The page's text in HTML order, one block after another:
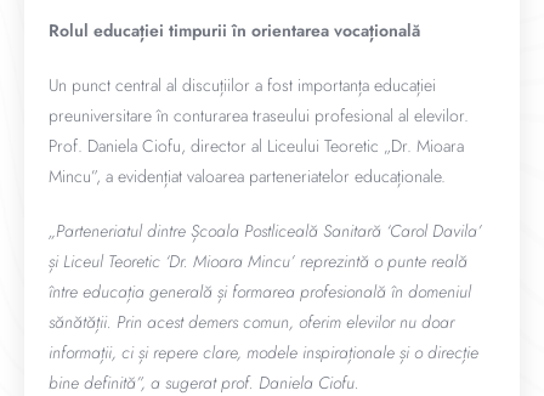
Rolul educației timpurii în orientarea vocațională
Un punct central al discuțiilor a fost importanța educației
preuniversitare în conturarea traseului profesional al elevilor.
Prof. Daniela Ciofu, director al Liceului Teoretic „Dr. Mioara
Mincu”, a evidențiat valoarea parteneriatelor educaționale.
„Parteneriatul dintre Școala Postliceală Sanitară ‘Carol Davila’
și Liceul Teoretic ‘Dr. Mioara Mincu’ reprezintă o punte reală
între educația generală și formarea profesională în domeniul
sănătății. Prin acest demers comun, oferim elevilor nu doar
informații, ci și repere clare, modele inspiraționale și o direcție
bine definită”, a sugerat prof. Daniela Ciofu.